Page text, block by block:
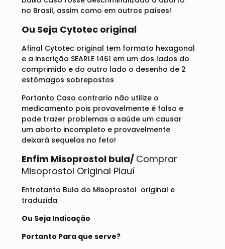
no Brasil, assim como em outros países!
Ou Seja Cytotec original
Afinal Cytotec original tem formato hexagonal
e a inscrição SEARLE 1461 em um dos lados do
comprimido e do outro lado o desenho de 2
estômagos sobrepostos
Portanto Caso contrario não utilize o
medicamento pois provavelmente é falso e
pode trazer problemas a saúde um causar
um aborto incompleto e provavelmente
deixará sequelas no feto!
Enfim Misoprostol bula/ Comprar
Misoprostol Original Piauí
Entretanto Bula do Misoprostol original e
traduzida
Ou Seja Indicação
Portanto Para que serve?